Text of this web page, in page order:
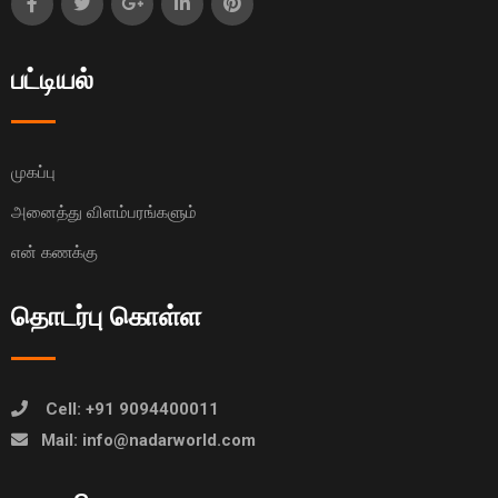
பட்டியல்
முகப்பு
அனைத்து விளம்பரங்களும்
என் கணக்கு
தொடர்பு கொள்ள
Cell: +91 9094400011
Mail: info@nadarworld.com